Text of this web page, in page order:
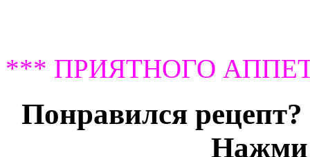
*** ПРИЯТНОГО
Понравился
Нажми